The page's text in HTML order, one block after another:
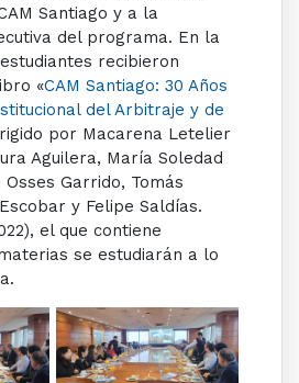
Santiago y a la
del programa. En la
recibieron
«CAM Santiago: 30 Años
del Arbitraje y de
por Macarena Letelier
Aguilera, María Soledad
Osses Garrido, Tomás
y Felipe Saldías.
el que contiene
se estudiarán a lo